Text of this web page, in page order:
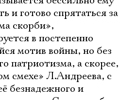
и готово спрятаться за
скорби»,
в постепенно
мотив войны, но без
патриотизма, а скорее,
смехе» Л.Андреева, с
безнадежного и